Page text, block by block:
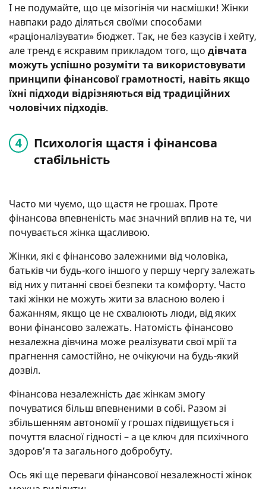
І не подумайте, що це мізогінія чи насмішки! Жінки
навпаки радо діляться своїми способами
«раціоналізувати» бюджет. Так, не без казусів і хейту,
але тренд є яскравим прикладом того, що дівчата
можуть успішно розуміти та використовувати
принципи фінансової грамотності, навіть якщо
їхні підходи відрізняються від традиційних
чоловічих підходів.
Психологія щастя і фінансова
стабільність
Часто ми чуємо, що щастя не грошах. Проте
фінансова впевненість має значний вплив на те, чи
почувається жінка щасливою.
Жінки, які є фінансово залежними від чоловіка,
батьків чи будь-кого іншого у першу чергу залежать
від них у питанні своєї безпеки та комфорту. Часто
такі жінки не можуть жити за власною волею і
бажанням, якщо це не схвалюють люди, від яких
вони фінансово залежать. Натомість фінансово
незалежна дівчина може реалізувати свої мрії та
прагнення самостійно, не очікуючи на будь-який
дозвіл.
Фінансова незалежність дає жінкам змогу
почуватися більш впевненими в собі. Разом зі
збільшенням автономії у грошах підвищується і
почуття власної гідності – а це ключ для психічного
здоров’я та загального добробуту.
Ось які ще переваги фінансової незалежності жінок